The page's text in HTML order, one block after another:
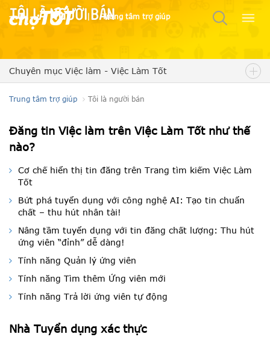
Trung tâm trợ giúp
Tôi là người bán
Chuyên mục Việc làm - Việc Làm Tốt
Trung tâm trợ giúp Tôi là người bán
Đăng tin Việc làm trên Việc Làm Tốt như thế
nào?
Cơ chế hiển thị tin đăng trên Trang tìm kiếm Việc Làm
Tốt
Bứt phá tuyển dụng với công nghệ AI: Tạo tin chuẩn
chất – thu hút nhân tài!
Nâng tầm tuyển dụng với tin đăng chất lượng: Thu hút
ứng viên “đỉnh” dễ dàng!
Tính năng Quản lý ứng viên
Tính năng Tìm thêm Ứng viên mới
Tính năng Trả lời ứng viên tự động
Nhà Tuyển dụng xác thực